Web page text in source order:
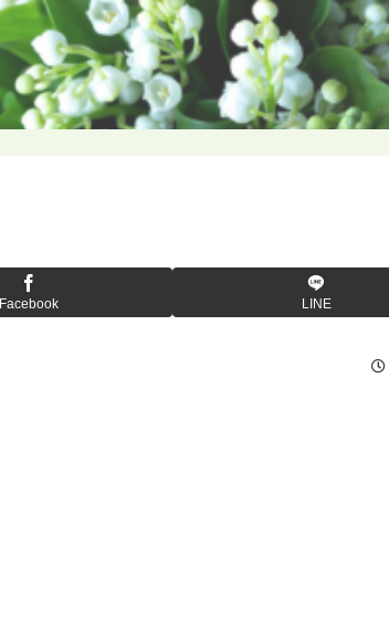
Facebook LINE